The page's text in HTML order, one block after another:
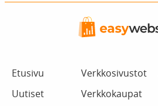
Etusivu
Uutiset
Verkkosivustot
Verkkokaupat